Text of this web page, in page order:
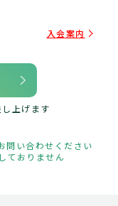
入会案内
上げます
問い合わせください
ておりません